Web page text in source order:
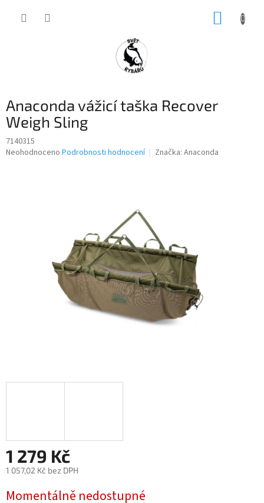
Anaconda vážicí taška Recover
Weigh Sling
7140315
Průměrné
Neohodnoceno Podrobnosti hodnocení Značka: Anaconda
1 279 Kč
1 057,02 Kč bez DPH
cena:
Momentálně nedostupné